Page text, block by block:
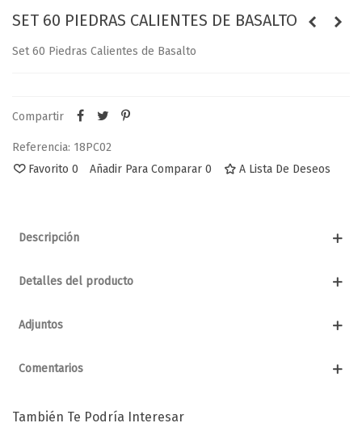
SET 60 PIEDRAS CALIENTES DE BASALTO
Set 60 Piedras Calientes de Basalto
Compartir
Referencia: 18PC02
Favorito 0 Añadir Para Comparar 0 A Lista De Deseos
Descripción
Detalles del producto
Adjuntos
Comentarios
También Te Podría Interesar